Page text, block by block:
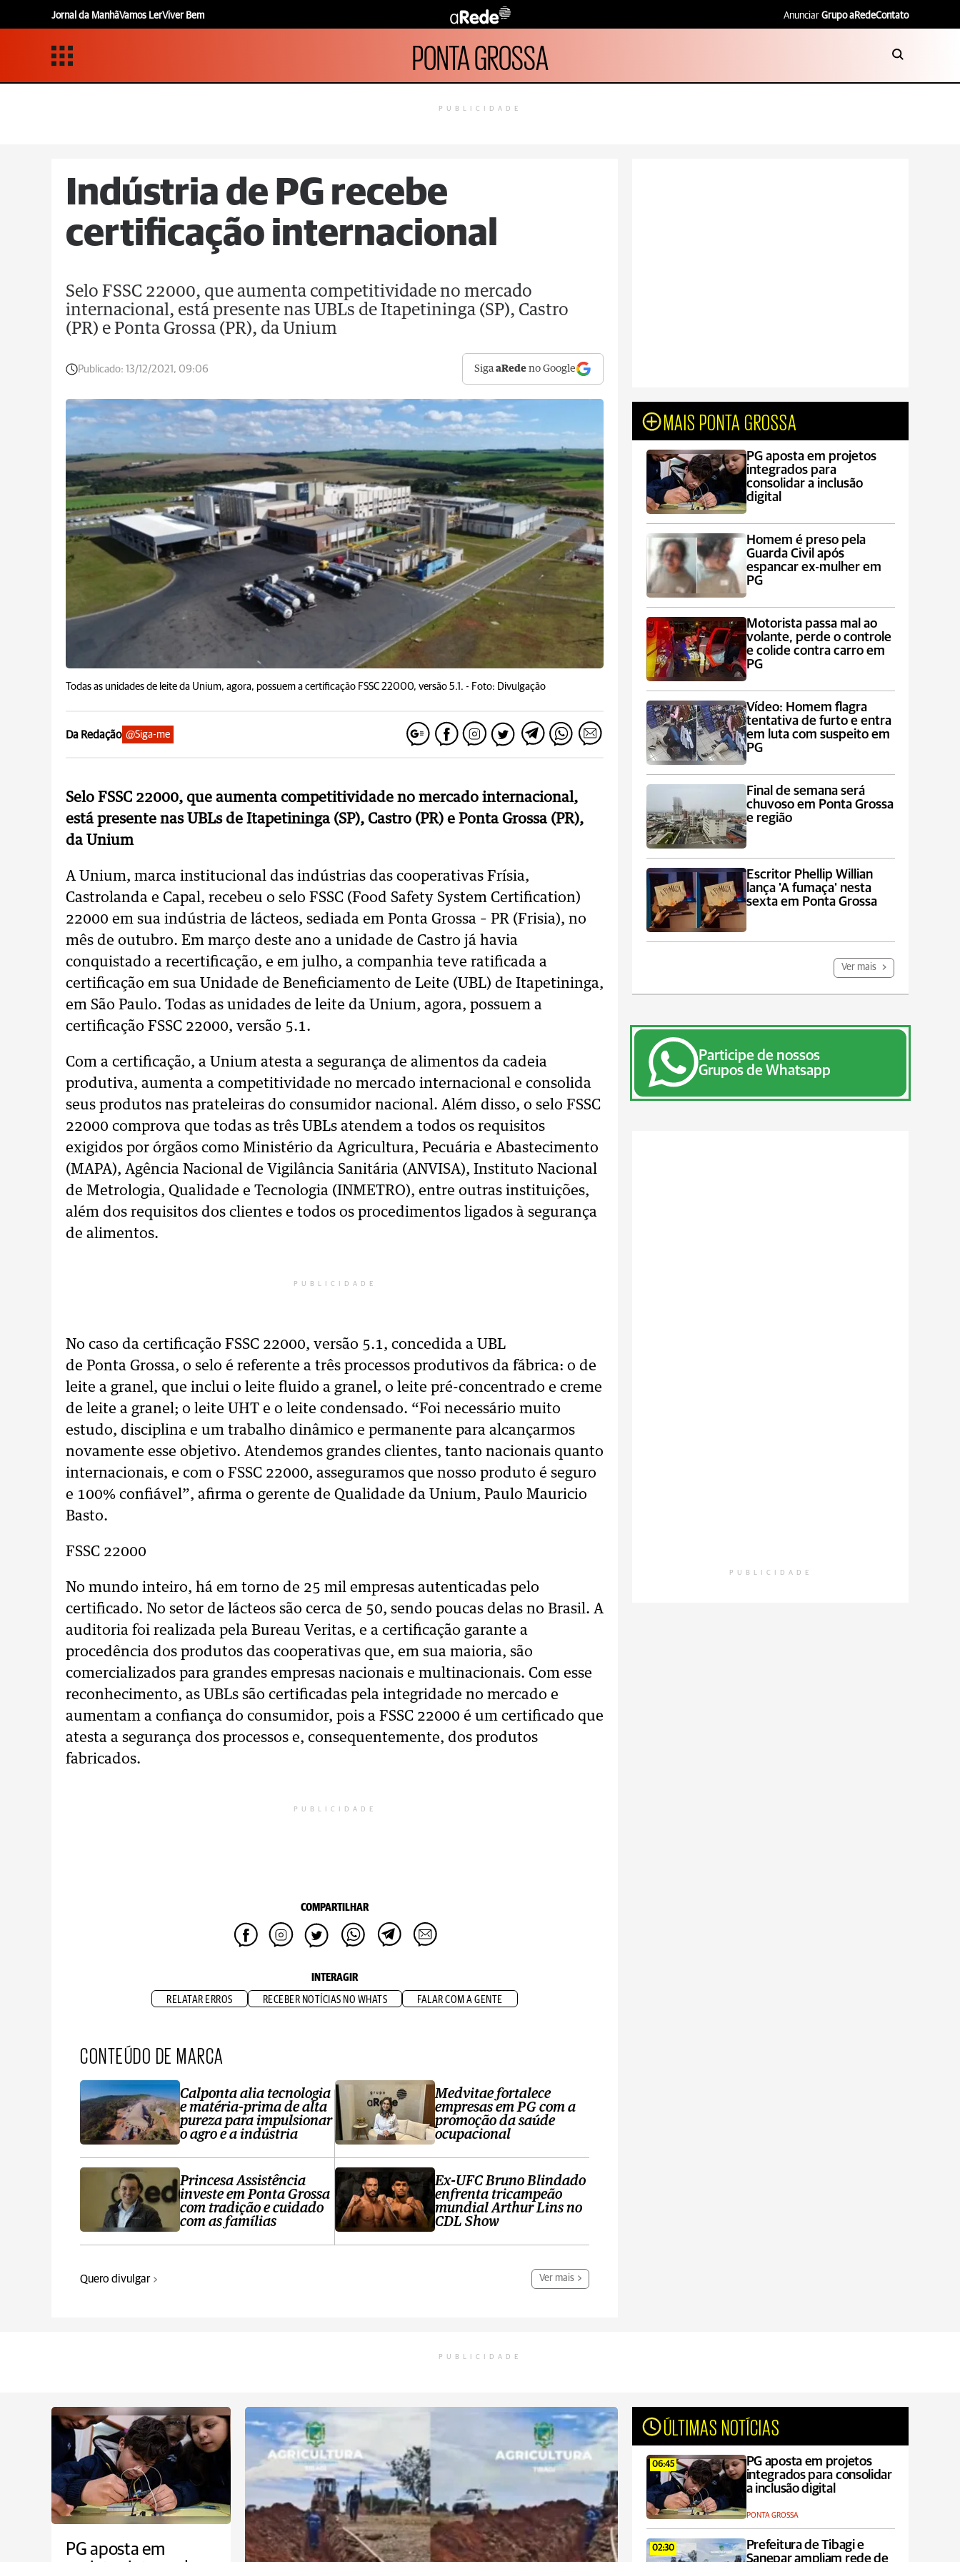
Jornal da ManhãVamos LerViver Bem Anunciar Grupo aRedeContato
PONTA GROSSA
PUBLICIDADE
Indústria de PG recebe
certificação internacional
Selo FSSC 22000, que aumenta competitividade no mercado
internacional, está presente nas UBLs de Itapetininga (SP), Castro
(PR) e Ponta Grossa (PR), da Unium
Publicado: 13/12/2021, 09:06 SigaaRede no Google
Todas as unidades de leite da Unium, agora, possuem a certificação FSSC 22000, versão 5.1. - Foto: Divulgação
Da Redação @Siga-me
Selo FSSC 22000, que aumenta competitividade no mercado internacional,
está presente nas UBLs de Itapetininga (SP), Castro (PR) e Ponta Grossa (PR),
da Unium
A Unium, marca institucional das indústrias das cooperativas Frísia,
Castrolanda e Capal, recebeu o selo FSSC (Food Safety System Certification)
22000 em sua indústria de lácteos, sediada em Ponta Grossa – PR (Frisia), no
mês de outubro. Em março deste ano a unidade de Castro já havia
conquistado a recertificação, e em julho, a companhia teve ratificada a
certificação em sua Unidade de Beneficiamento de Leite (UBL) de Itapetininga,
em São Paulo. Todas as unidades de leite da Unium, agora, possuem a
certificação FSSC 22000, versão 5.1.
Com a certificação, a Unium atesta a segurança de alimentos da cadeia
produtiva, aumenta a competitividade no mercado internacional e consolida
seus produtos nas prateleiras do consumidor nacional. Além disso, o selo FSSC
22000 comprova que todas as três UBLs atendem a todos os requisitos
exigidos por órgãos como Ministério da Agricultura, Pecuária e Abastecimento
(MAPA), Agência Nacional de Vigilância Sanitária (ANVISA), Instituto Nacional
de Metrologia, Qualidade e Tecnologia (INMETRO), entre outras instituições,
além dos requisitos dos clientes e todos os procedimentos ligados à segurança
de alimentos.
PUBLICIDADE
No caso da certificação FSSC 22000, versão 5.1, concedida a UBL
de Ponta Grossa, o selo é referente a três processos produtivos da fábrica: o de
leite a granel, que inclui o leite fluido a granel, o leite pré-concentrado e creme
de leite a granel; o leite UHT e o leite condensado. “Foi necessário muito
estudo, disciplina e um trabalho dinâmico e permanente para alcançarmos
novamente esse objetivo. Atendemos grandes clientes, tanto nacionais quanto
internacionais, e com o FSSC 22000, asseguramos que nosso produto é seguro
e 100% confiável”, afirma o gerente de Qualidade da Unium, Paulo Mauricio
Basto.
FSSC 22000
No mundo inteiro, há em torno de 25 mil empresas autenticadas pelo
certificado. No setor de lácteos são cerca de 50, sendo poucas delas no Brasil. A
auditoria foi realizada pela Bureau Veritas, e a certificação garante a
procedência dos produtos das cooperativas que, em sua maioria, são
comercializados para grandes empresas nacionais e multinacionais. Com esse
reconhecimento, as UBLs são certificadas pela integridade no mercado e
aumentam a confiança do consumidor, pois a FSSC 22000 é um certificado que
atesta a segurança dos processos e, consequentemente, dos produtos
fabricados.
PUBLICIDADE
COMPARTILHAR
INTERAGIR
RELATAR ERROS RECEBER NOTÍCIAS NO WHATS FALAR COM A GENTE
CONTEÚDO DE MARCA
Calponta alia tecnologia
e matéria-prima de alta
pureza para impulsionar
o agro e a indústria
Princesa Assistência
investe em Ponta Grossa
com tradição e cuidado
com as famílias
Medvitae fortalece
empresas em PG com a
promoção da saúde
ocupacional
Ex-UFC Bruno Blindado
enfrenta tricampeão
mundial Arthur Lins no
CDL Show
Quero divulgar Ver mais
MAIS PONTA GROSSA
PG aposta em projetos
integrados para
consolidar a inclusão
digital
Homem é preso pela
Guarda Civil após
espancar ex-mulher em
PG
Motorista passa mal ao
volante, perde o controle
e colide contra carro em
PG
Vídeo: Homem flagra
tentativa de furto e entra
em luta com suspeito em
PG
Final de semana será
chuvoso em Ponta Grossa
e região
Escritor Phellip Willian
lança 'A fumaça' nesta
sexta em Ponta Grossa
Ver mais
Participe de nossos
Grupos de Whatsapp
PUBLICIDADE
PUBLICIDADE
PG aposta em
ÚLTIMAS NOTÍCIAS
06:45
PG aposta em projetos
integrados para consolidar
a inclusão digital
PONTA GROSSA
02:30
Prefeitura de Tibagi e
Sanepar ampliam rede de